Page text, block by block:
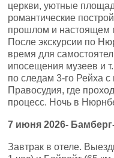
церкви, уютные
романтические
прошлом и настоящем
После экскурсии по
время для
ипосещения музеев и
по следам 3-го Рейха
Правосудия, где
процесс. Ночь в
7 июня2026-
Завтрак в отеле.